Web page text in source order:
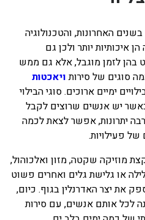
בכנרת למשפחות
בצפון
בארץ
לקפריסין
נתניה
בבאר שבע
האחרונות, והטכנולוגיה
איכותיות יותר ולכן גם
לזמן מוגבל, אלא גם ממש
סוגים של סירותויאכטות
ימיים ארוכים. סוגי הבילוי
יש אנשים שרוצים לקבל
יתרונות, אפשר לצאת לכמה
של פעילויות.
מוזיקה שקטה, מזון ואלכוהול,
או גלישת גלים ואחרים פשוט
את יצר האדרנלין בגוף. כיום,
לכל אותם אנשים, עם סירות